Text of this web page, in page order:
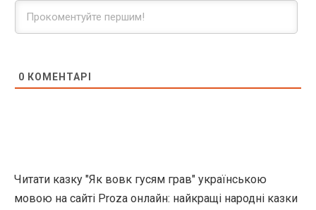
0 КОМЕНТАРІ
Читати казку "Як вовк гусям грав" українською
мовою на сайті Proza онлайн: найкращі народні казки